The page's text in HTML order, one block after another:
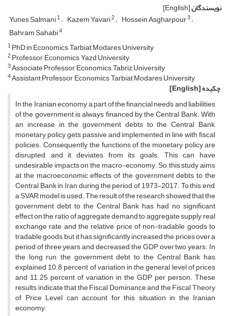
نویسندگان[English]
Yunes Salmani1 Kazem Yavari2 Hossein Asgharpour3
Bahram Sahabi4
1PhD in Economics, Tarbiat Modares University
2Professor, Economics, Yazd University
3Associate Professor, Economics, Tabriz University
4Assistant Professor, Economics, Tarbiat Modares University
چکیده[English]
In the Iranian economy, a part of the financial needs and liabilities
of the government is always financed by the Central Bank. With
an increase in the government debts to the Central Bank,
monetary policy gets passive and implemented in line with fiscal
policies. Consequently, the functions of the monetary policy are
disrupted, and it deviates from its goals. This can have
undesirable impacts on the macro-economy. So, this study aims
at the macroeconomic effects of the government debts to the
Central Bank in Iran during the period of 1973-2017. To this end,
a SVAR model is used. The result of the research showed that the
government debt to the Central Bank has had no significant
effect on the ratio of aggregate demand to aggregate supply, real
exchange rate and the relative price of non-tradable goods to
tradable goods, but it has significantly increased the prices over a
period of three years and decreased the GDP over two years. In
the long run, the government debt to the Central Bank has
explained 10.8 percent of variation in the general level of prices
and 11.25 percent of variation in the GDP per person. These
results indicate that the Fiscal Dominance and the Fiscal Theory
of Price Level ‎can account for this situation in the Iranian
economy.